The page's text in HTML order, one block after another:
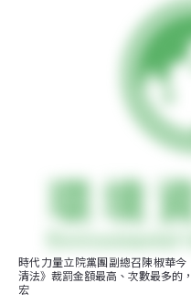
時代力量立院黨團副總召陳椒華
清法》裁罰金額最高、次數最多的
宏